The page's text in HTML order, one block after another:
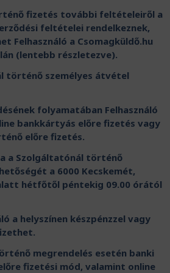
fizetés további feltételeiről a
feltételei rendelkeznek,
Felhasználó a Csomagküldő.hu
(lentebb részletezve).
történő személyes átvétel
folyamatában Felhasználó
bankkártyás előre fizetés vagy
előre fizetés.
a Szolgáltatónál történő
a 6000 Kecskemét,
hétfőtől péntekig 09.00 órától
a helyszínen készpénzzel vagy
megrendelés esetén banki
fizetési mód, valamint online